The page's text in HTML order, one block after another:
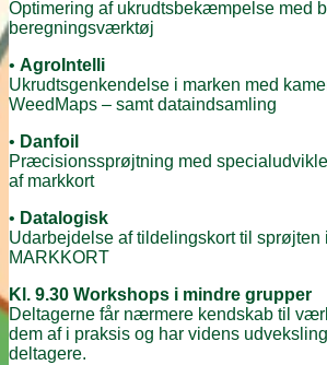
Optimering af ukrudtsbekæmpelse med
beregningsværktøj
• AgroIntelli
Ukrudtsgenkendelse i marken med
WeedMaps – samt dataindsamling
• Danfoil
Præcisionssprøjtning med
af markkort
• Datalogisk
Udarbejdelse af tildelingskort til
MARKKORT
Kl. 9.30 Workshops i mindre grupper
Deltagerne får nærmere kendskab til
dem af i praksis og har videns
deltagere.